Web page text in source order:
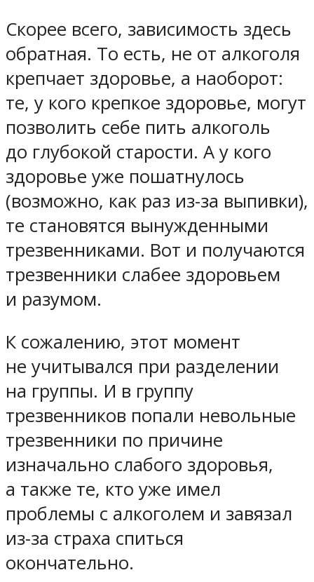
Скорее всего, зависимость здесь
обратная. То есть, не от алкоголя
крепчает здоровье, а наоборот:
те, у кого крепкое здоровье, могут
позволить себе пить алкоголь
до глубокой старости. А у кого
здоровье уже пошатнулось
(возможно, как раз из-за выпивки),
те становятся вынужденными
трезвенниками. Вот и получаются
трезвенники слабее здоровьем
и разумом.
К сожалению, этот момент
не учитывался при разделении
на группы. И в группу
трезвенников попали невольные
трезвенники по причине
изначально слабого здоровья,
а также те, кто уже имел
проблемы с алкоголем и завязал
из-за страха спиться
окончательно.